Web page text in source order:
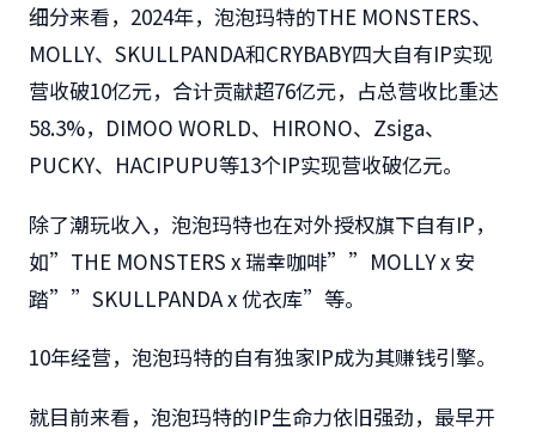
细分来看，2024年，泡泡玛特的THE MONSTERS、
MOLLY、SKULLPANDA和CRYBABY四大自有IP实现
营收破10亿元，合计贡献超76亿元，占总营收比重达
58.3%，DIMOO WORLD、HIRONO、Zsiga、
PUCKY、HACIPUPU等13个IP实现营收破亿元。
除了潮玩收入，泡泡玛特也在对外授权旗下自有IP，
如”THE MONSTERS x 瑞幸咖啡””MOLLY x 安
踏””SKULLPANDA x 优衣库”等。
10年经营，泡泡玛特的自有独家IP成为其赚钱引擎。
就目前来看，泡泡玛特的IP生命力依旧强劲，最早开